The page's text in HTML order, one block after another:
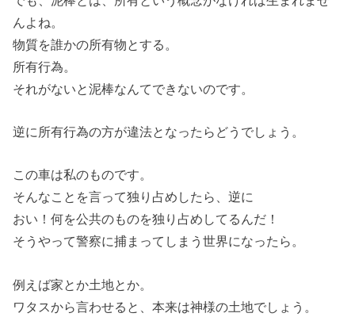
んよね。
物質を誰かの所有物とする。
所有行為。
それがないと泥棒なんてできないのです。
逆に所有行為の方が違法となったらどうでしょう。
この車は私のものです。
そんなことを言って独り占めしたら、逆に
おい！何を公共のものを独り占めしてるんだ！
そうやって警察に捕まってしまう世界になったら。
例えば家とか土地とか。
ワタスから言わせると、本来は神様の土地でしょう。